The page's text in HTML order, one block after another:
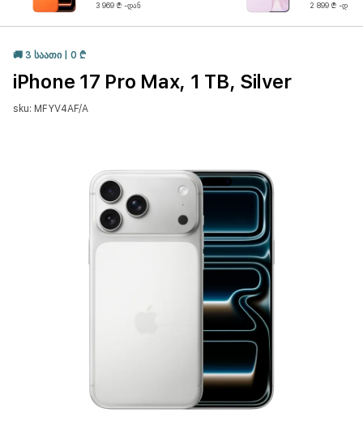
3 969 ₾ -დან 2 899 ₾ -დან
🚚 3 ᲡᲐᲐᲗᲘ | 0 ₾
iPhone 17 Pro Max, 1 TB, Silver
sku: MFYV4AF/A